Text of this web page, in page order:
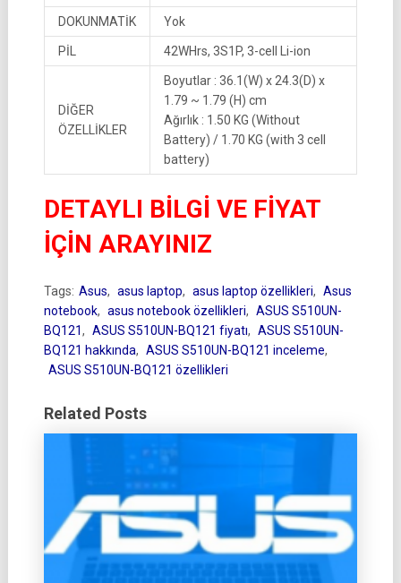
DOKUNMATİK Yok
PİL 42WHrs, 3S1P, 3-cell Li-ion
DİĞER
ÖZELLİKLER
Boyutlar : 36.1(W) x 24.3(D) x
1.79 ~ 1.79 (H) cm
Ağırlık : 1.50 KG (Without
Battery) / 1.70 KG (with 3 cell
battery)
DETAYLI BİLGİ VE FİYAT
İÇİN ARAYINIZ
Tags: Asus, asus laptop, asus laptop özellikleri, Asus
notebook, asus notebook özellikleri, ASUS S510UN-
BQ121, ASUS S510UN-BQ121 fiyatı, ASUS S510UN-
BQ121 hakkında, ASUS S510UN-BQ121 inceleme,
ASUS S510UN-BQ121 özellikleri
Related Posts